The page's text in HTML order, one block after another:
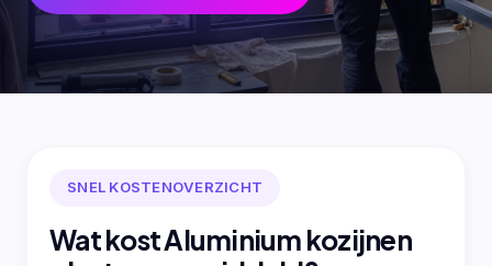
SNEL KOSTENOVERZICHT
Wat kost Aluminium kozijnen